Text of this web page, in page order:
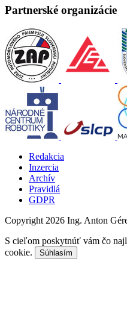
Partnerské organizácie
Redakcia
Inzercia
Archív
Pravidlá
GDPR
Copyright 2026 Ing. Anton
S cieľom poskytnúť vám čo
cookie.
Súhlasím